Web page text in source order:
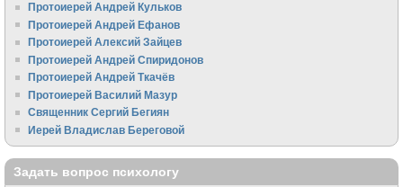
Протоиерей Андрей Кульков
Протоиерей Андрей Ефанов
Протоиерей Алексий Зайцев
Протоиерей Андрей Спиридонов
Протоиерей Андрей Ткачёв
Протоиерей Василий Мазур
Священник Сергий Бегиян
Иерей Владислав Береговой
Задать вопрос психологу